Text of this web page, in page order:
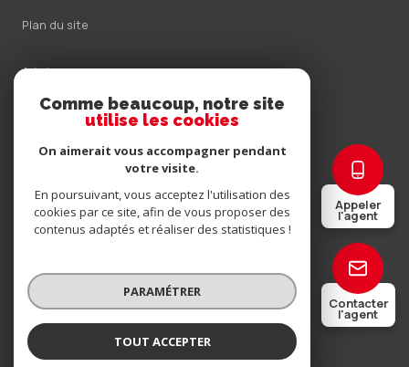
Romain LIGNY
Appeler
l'agent
Contacter
l'agent
Plan du site
Admin
Nos honoraires
Cookies
© 2026 | Tous droits réservés
Réalisé par
Comme beaucoup, notre site
utilise les cookies
On aimerait vous accompagner pendant
votre visite.
En poursuivant, vous acceptez l'utilisation des
cookies par ce site, afin de vous proposer des
contenus adaptés et réaliser des statistiques !
PARAMÉTRER
TOUT ACCEPTER